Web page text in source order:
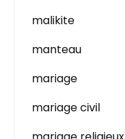
malikite
manteau
mariage
mariage civil